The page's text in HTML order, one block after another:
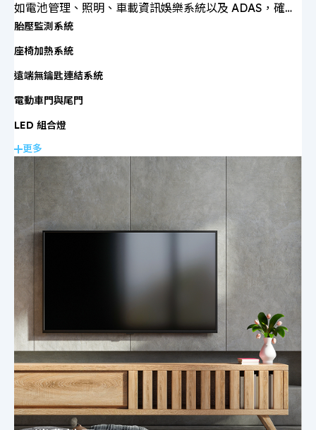
如電池管理、照明、車載資訊娛樂系統以及 ADAS，確保
行車安全並優化整體性能表現。
胎壓監測系統
座椅加熱系統
遠端無鑰匙連結系統
電動車門與尾門
LED 組合燈
更多